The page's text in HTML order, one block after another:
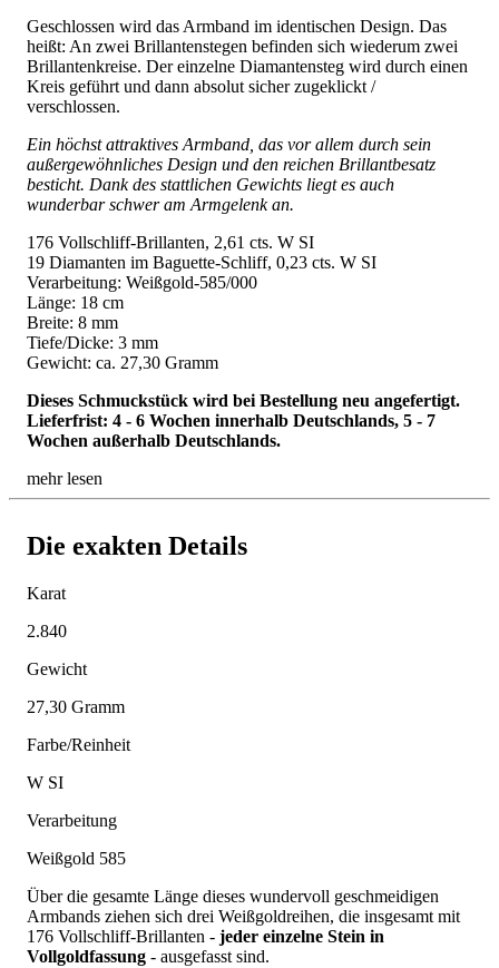
Geschlossen wird das Armband im identischen Design. Das
heißt: An zwei Brillantenstegen befinden sich wiederum zwei
Brillantenkreise. Der einzelne Diamantensteg wird durch einen
Kreis geführt und dann absolut sicher zugeklickt /
verschlossen.
Ein höchst attraktives Armband, das vor allem durch sein
außergewöhnliches Design und den reichen Brillantbesatz
besticht. Dank des stattlichen Gewichts liegt es auch
wunderbar schwer am Armgelenk an.
176 Vollschliff-Brillanten, 2,61 cts. W SI
19 Diamanten im Baguette-Schliff, 0,23 cts. W SI
Verarbeitung: Weißgold-585/000
Länge: 18 cm
Breite: 8 mm
Tiefe/Dicke: 3 mm
Gewicht: ca. 27,30 Gramm
Dieses Schmuckstück wird bei Bestellung neu angefertigt.
Lieferfrist: 4 - 6 Wochen innerhalb Deutschlands, 5 - 7
Wochen außerhalb Deutschlands.
mehr lesen
Die exakten Details
Karat
2.840
Gewicht
27,30 Gramm
Farbe/Reinheit
W SI
Verarbeitung
Weißgold 585
Über die gesamte Länge dieses wundervoll geschmeidigen
Armbands ziehen sich drei Weißgoldreihen, die insgesamt mit
176 Vollschliff-Brillanten - jeder einzelne Stein in
Vollgoldfassung - ausgefasst sind.